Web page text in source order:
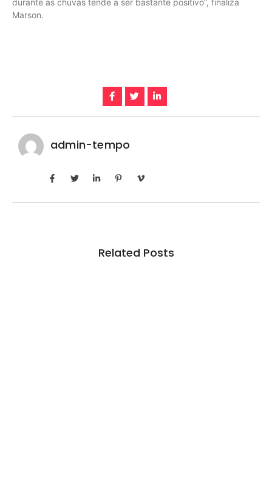
durante as chuvas tende a ser bastante positivo”, finaliza
Marson.
admin-tempo
Related Posts